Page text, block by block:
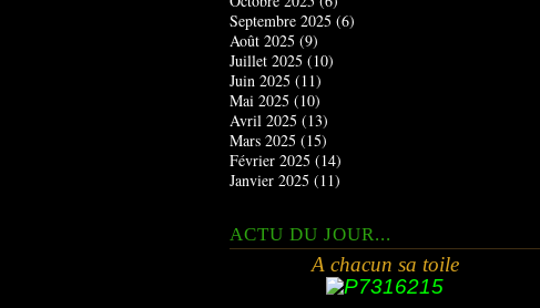
Septembre 2025 (6)
Août 2025 (9)
Juillet 2025 (10)
Juin 2025 (11)
Mai 2025 (10)
Avril 2025 (13)
Mars 2025 (15)
Février 2025 (14)
Janvier 2025 (11)
ACTU DU JOUR...
A chacun sa toile